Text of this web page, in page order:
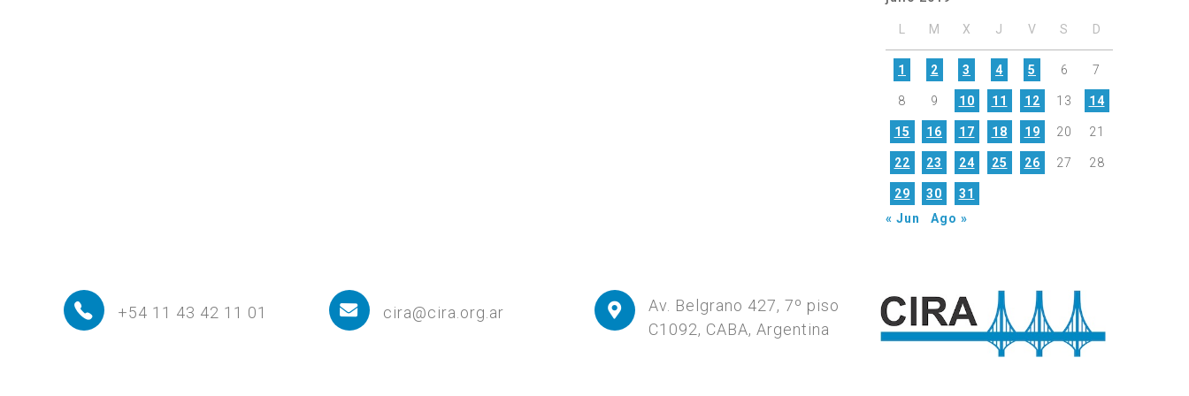
L M X J V S D
1 2 3 4 5 6 7
8 9 10 11 12 13 14
15 16 17 18 19 20 21
22 23 24 25 26 27 28
29 30
31
« Jun
Ago »
+54 11 43 42 11 01 cira@cira.org.ar
Av. Belgrano 427, 7º piso
C1092, CABA, Argentina